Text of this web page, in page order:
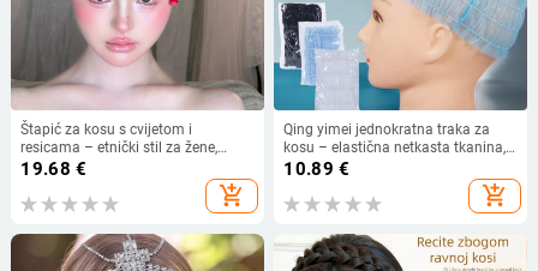
Štapić za kosu s cvijetom i
resicama – etnički stil za žene,
ručna izrada, porijeklo Yiwu
19.68 €
add_shopping_cart
Qing yimei jednokratna traka za
kosu – elastična netkasta tkanina,
za njegu lica, geometrijski oblik,
10.89 €
add_shopping_cart